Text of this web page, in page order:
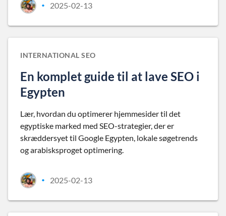
• 2025-02-13
INTERNATIONAL SEO
En komplet guide til at lave SEO i
Egypten
Lær, hvordan du optimerer hjemmesider til det
egyptiske marked med SEO-strategier, der er
skræddersyet til Google Egypten, lokale søgetrends
og arabisksproget optimering.
• 2025-02-13